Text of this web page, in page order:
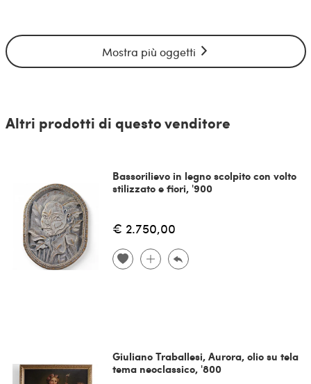
Mostra più oggetti
Altri prodotti di questo venditore
Bassorilievo in legno scolpito con volto
stilizzato e fiori, '900
€ 2.750,00
Giuliano Traballesi, Aurora, olio su tela
tema neoclassico, '800